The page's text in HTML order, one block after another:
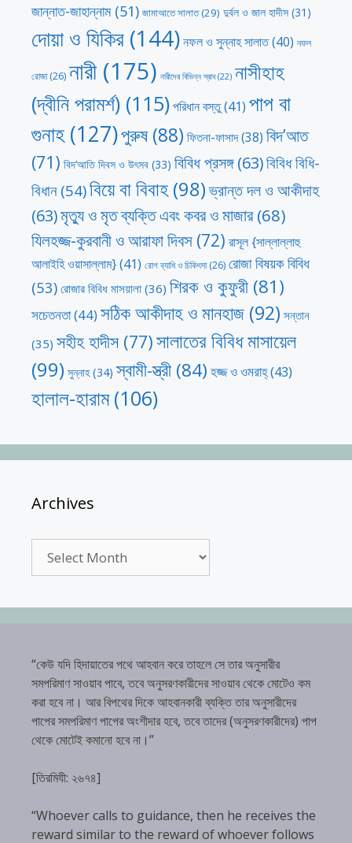
জান্নাত-জাহান্নাম(51) জামাআতে সালাত(29) দুর্বল ও জাল হাদীস (31)
দোয়া ও যিকির (144)নফল ও সুন্নাহ সালাত(40) নফল
রোজা(26) নারী(175) নারীদের বিভিন্ন স্রাব(22) নাসীহাহ
(দ্বীনি পরামর্শ) (115)পরিধান বস্তু(41) পাপ বা
গুনাহ(127)পুরুষ(88) ফিতনা-ফাসাদ(38) বিদ’আত
(71) বিদ’আতি দিবস ও উৎসব (33) বিবিধ প্রসঙ্গ(63)বিবিধ বিধি-
বিধান(54)বিয়ে বা বিবাহ (98)ভ্রান্ত দল ও আকীদাহ
(63)মৃত্যু ও মৃত ব্যক্তি এবং কবর ও মাজার(68)
যিলহজ্জ-কুরবানী ও আরাফা দিবস (72) রাসূল {সাল্লাল্লাহু
আলাইহি ওয়াসাল্লাম}(41) রোগ ব্যাধি ও চিকিৎসা(26) রোজা বিষয়ক বিবিধ
(53) রোজার বিবিধ মাসয়ালা (36) শিরক ও কুফুরী (81)
সচেতনতা(44) সঠিক আকীদাহ ও মানহাজ (92) সন্তান
(35) সহীহ হাদীস(77)সালাতের বিবিধ মাসায়েল
(99) সুন্নাহ(34) স্বামী-স্ত্রী(84) হজ্জ ও ওমরাহ্‌(43)
হালাল-হারাম(106)
Archives
“কেউ যদি হিদায়াতের পথে আহবান করে তাহলে সে তার অনুসারীর
সমপরিমাণ সাওয়াব পাবে, তবে অনুসরণকারীদের সাওয়াব থেকে মোটেও কম
করা হবে না। আর বিপথের দিকে আহবানকারী ব্যক্তি তার অনুসারীদের
পাপের সমপরিমাণ পাপের অংশীদার হবে, তবে তাদের (অনুসরণকারীদের) পাপ
থেকে মোটেই কমানো হবে না।”
[তিরমিযী: ২৬৭৪]
“Whoever calls to guidance, then he receives the
reward similar to the reward of whoever follows